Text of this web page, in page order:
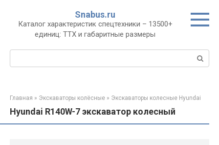
контенту
Snabus.ru
Каталог характеристик спецтехники – 13500+
единиц: ТТХ и габаритные размеры
Главная » Экскаваторы колёсные » Экскаваторы колесные Hyundai
Hyundai R140W-7 экскаватор колесный